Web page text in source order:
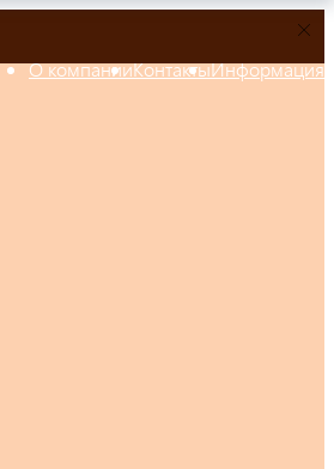
О компанииКонтактыИнформация